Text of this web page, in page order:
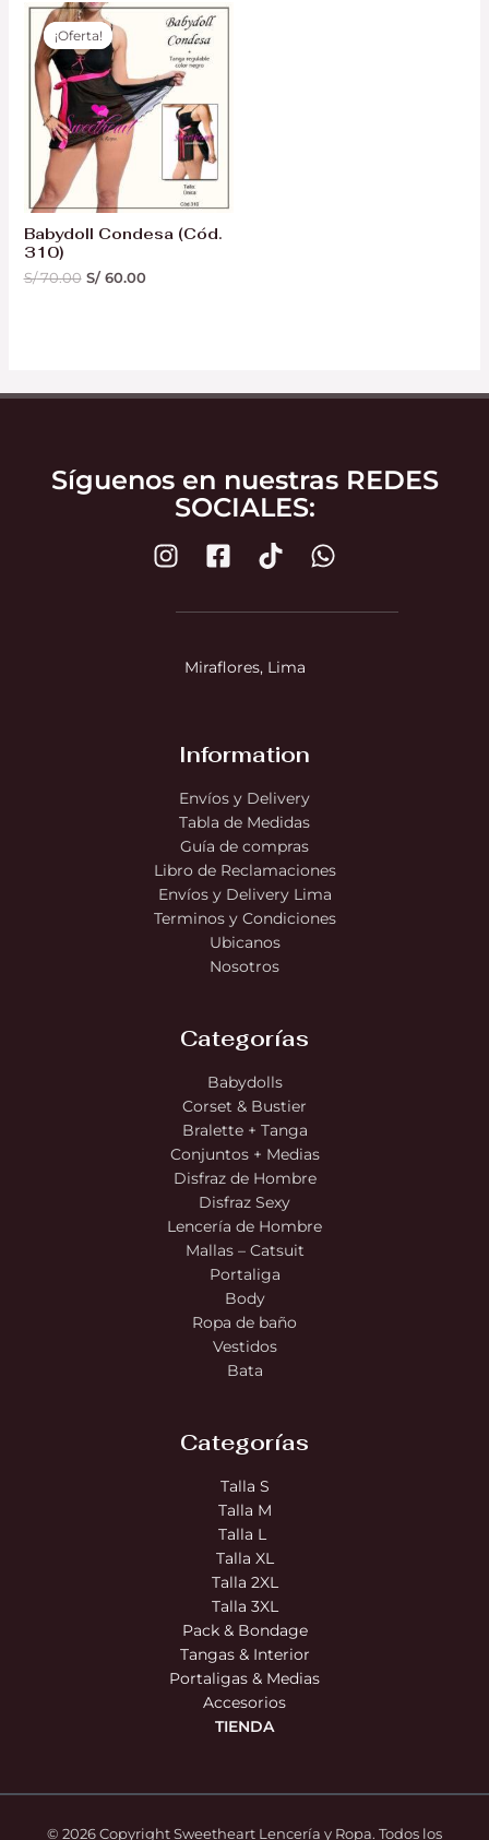
¡Oferta!
¡Oferta!
Babydoll Condesa (Cód.
310)
S/70.00
El
precio
original
era:
S/ 70.00.
S/60.00
El
precio
actual
S/ 60.00.
Síguenos en nuestras REDES
SOCIALES:
Miraflores, Lima
Information
Envíos y Delivery
Tabla de Medidas
Guía de compras
Libro de Reclamaciones
Envíos y Delivery Lima
Terminos y Condiciones
Ubicanos
Nosotros
Categorías
Babydolls
Corset & Bustier
Bralette + Tanga
Conjuntos + Medias
Disfraz de Hombre
Disfraz Sexy
Lencería de Hombre
Mallas – Catsuit
Portaliga
Body
Ropa de baño
Vestidos
Bata
Categorías
Talla S
Talla M
Talla L
Talla XL
Talla 2XL
Talla 3XL
Pack & Bondage
Tangas & Interior
Portaligas & Medias
Accesorios
TIENDA
© 2026 Copyright Sweetheart Lencería y Ropa. Todos los